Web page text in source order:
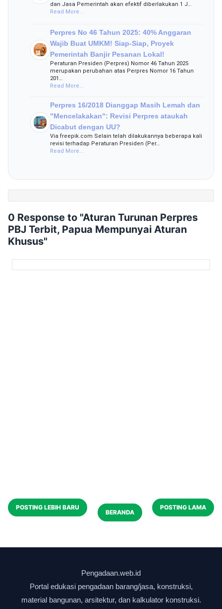
dan Jasa Pemerintah akan efektif diberlakukan 1 J…
Read More...
Perpres No 46 Tahun 2025: 40% Anggaran
Wajib Buat UMKM! Siap-Siap, Proyek
Pemerintah Banjir Pesanan Lokal!
Peraturan Presiden (Perpres) Nomor 46 Tahun 2025
merupakan perubahan atas Perpres Nomor 16 Tahun
201…
Read More...
Perpres 16/2018 Dianggap Masih Lemah dan
"Mencelakakan": Revisi Perpres ataukah
Dicabut dengan UU?
Via freepik.com Selain telah dilakukannya beberapa kali
revisi terhadap Peraturan Presiden (Per…
Read More...
0 Response to "Aturan Turunan Perpres
PBJ Terbit, Papua Mempunyai Aturan
Khusus"
POSTING LEBIH BARU POSTING LAMA
BERANDA